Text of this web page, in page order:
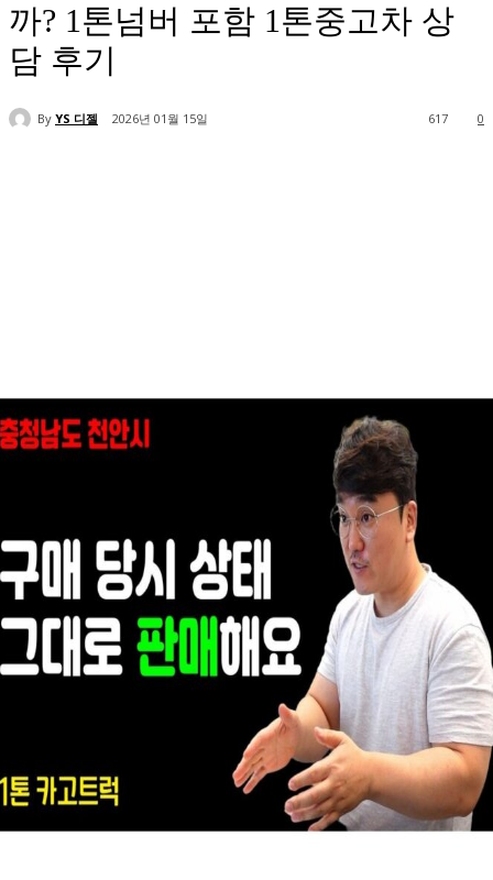
까? 1톤넘버 포함 1톤중고차 상
담 후기
By YS 디젤 2026년 01월 15일 0
617